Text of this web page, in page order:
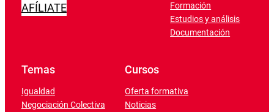
AFÍLIATE
Formación
Estudios y análisis
Documentación
Temas
Igualdad
Negociación Colectiva
Cursos
Oferta formativa
Noticias